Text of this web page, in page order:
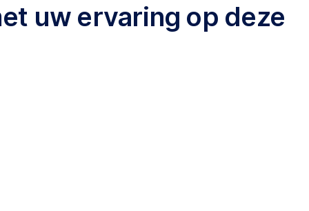
uw ervaring op deze